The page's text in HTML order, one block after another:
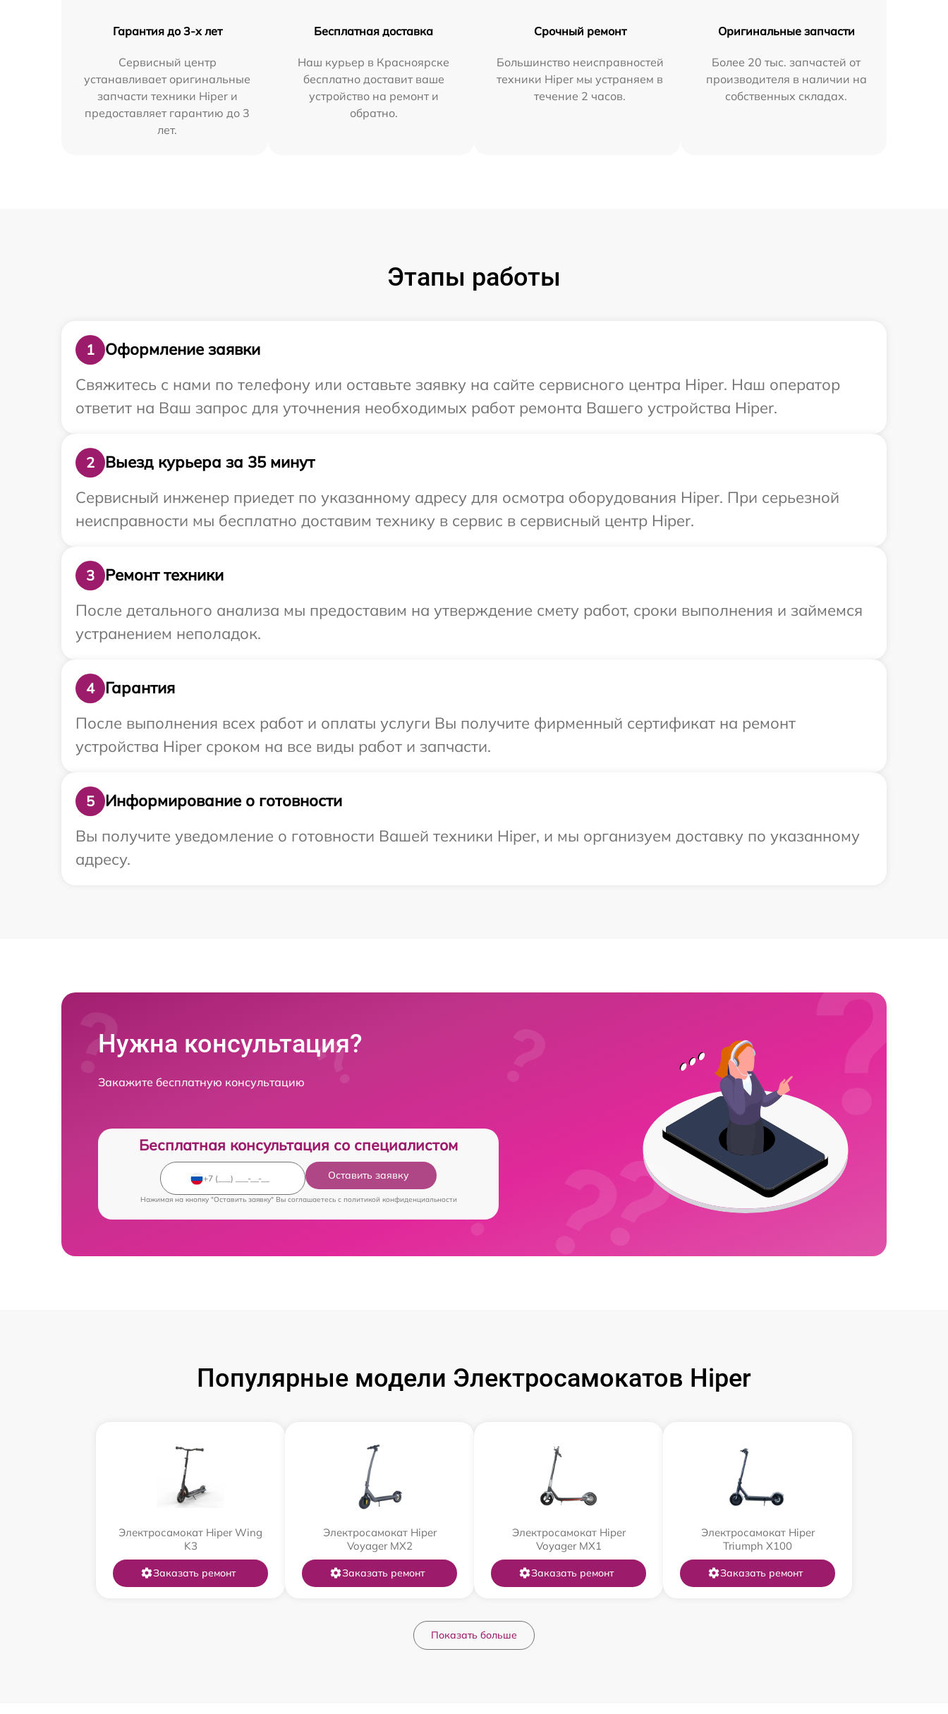
Гарантия до 3-х лет
Сервисный центр
устанавливает оригинальные
запчасти техники Hiper и
предоставляет гарантию до 3
лет.
Бесплатная доставка
Наш курьер в Красноярске
бесплатно доставит ваше
устройство на ремонт и
обратно.
Срочный ремонт
Большинство неисправностей
техники Hiper мы устраняем в
течение 2 часов.
Оригинальные запчасти
Более 20 тыс. запчастей от
производителя в наличии на
собственных складах.
Этапы работы
1
Оформление заявки
Свяжитесь с нами по телефону или оставьте заявку на сайте сервисного центра Hiper. Наш оператор
ответит на Ваш запрос для уточнения необходимых работ ремонта Вашего устройства Hiper.
2
Выезд курьера за 35 минут
Сервисный инженер приедет по указанному адресу для осмотра оборудования Hiper. При серьезной
неисправности мы бесплатно доставим технику в сервис в сервисный центр Hiper.
3
Ремонт техники
После детального анализа мы предоставим на утверждение смету работ, сроки выполнения и займемся
устранением неполадок.
4
Гарантия
После выполнения всех работ и оплаты услуги Вы получите фирменный сертификат на ремонт
устройства Hiper сроком на все виды работ и запчасти.
5
Информирование о готовности
Вы получите уведомление о готовности Вашей техники Hiper, и мы организуем доставку по указанному
адресу.
Нужна консультация?
Закажите бесплатную консультацию
Бесплатная консультация со специалистом
Оставить заявку
Нажимая на кнопку "Оставить заявку" Вы соглашаетесь c политикой конфиденциальности
Популярные модели Электросамокатов Hiper
Электросамокат Hiper Wing
K3
Заказать ремонт
Электросамокат Hiper
Voyager MX2
Заказать ремонт
Электросамокат Hiper
Voyager MX1
Заказать ремонт
Электросамокат Hiper
Triumph X100
Заказать ремонт
Показать больше